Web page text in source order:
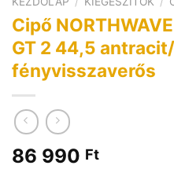
Cipő
GT 2 44,5
fényvisszaverős
86 990 Ft